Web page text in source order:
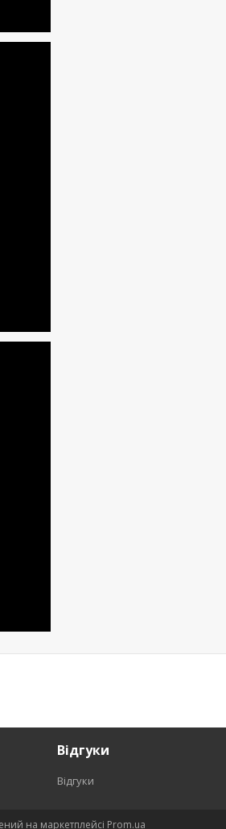
Відгуки
Відгуки
на маркетплейсі Prom.ua